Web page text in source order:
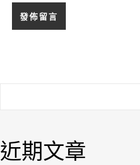
近期文章
Royal.